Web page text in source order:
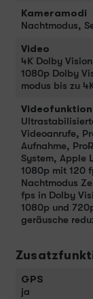
Kameramodi
Nacht­modus,
Video
4K Dolby
1080p Dolby
modus bis zu
Video­anrufe,
Auf­nahme,
System, Apple
1080p mit 120
Nacht­modus
fps in Dolby
1080p und
geräusche
GPS
ja